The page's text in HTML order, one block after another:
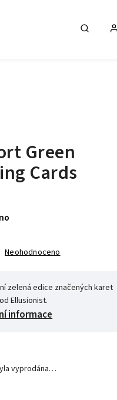
Green
Cards
Neohodnoceno
zelená edice značených karet
Ellusionist.
informace
vyprodána…